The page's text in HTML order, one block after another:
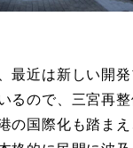
最近は新しい開
るので、三宮再
の国際化も踏ま